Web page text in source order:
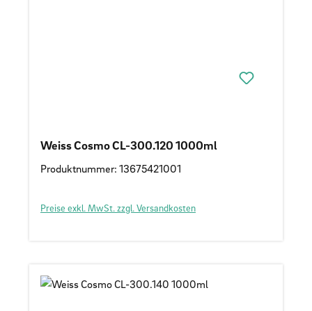
Weiss Cosmo CL-300.120 1000ml
Produktnummer: 13675421001
Preise exkl. MwSt. zzgl. Versandkosten